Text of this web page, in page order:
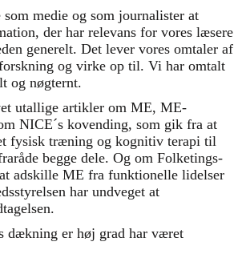
medie og som journalister at
der har relevans for vores læsere
generelt. Det lever vores omtaler af
og virke op til. Vi har omtalt
og nøgternt.
utallige artikler om ME, ME-
NICE´s kovending, som gik fra at
fysisk træning og kognitiv terapi til
begge dele. Og om Folketings-
adskille ME fra funktionelle lidelser
har undveget at
dækning er høj grad har været